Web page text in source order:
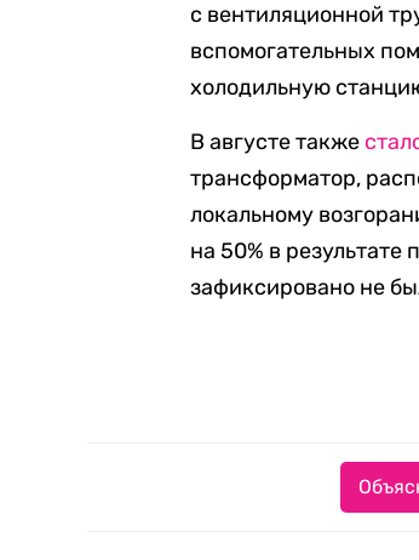
с вентиляционной
вспомогательных
холодильную
В августе также
трансформатор,
локальному
на 50% в
зафиксировано не